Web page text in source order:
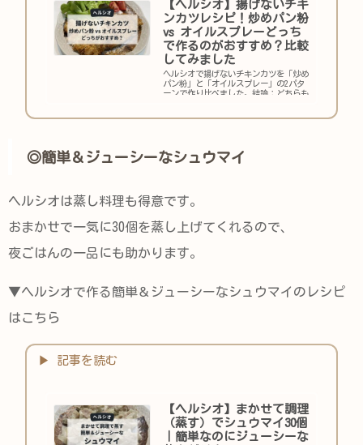
【ヘルシオ】揚げないチキ
ンカツレシピ！炒めパン粉
vs オイルスプレーどっち
で作るのがおすすめ？比較
してみました
ヘルシオで揚げないチキンカツを「炒め
パン粉」と「オイルスプレー」の2パタ
ーンで作り比べました。結論：どちらも
◎簡単＆ジューシーなシュウマイ
ヘルシオは蒸し料理も得意です。
おまかせで一気に30個を蒸し上げてくれるので、
夜ごはんの一品にも助かります。
▼ヘルシオで作る簡単＆ジューシーなシュウマイのレシピ
はこちら
【ヘルシオ】まかせて調理
（蒸す）でシュウマイ30個
｜簡単なのにジューシーな